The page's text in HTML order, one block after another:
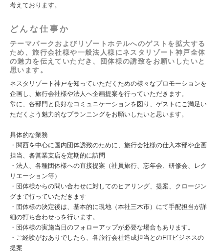
考えております。
どんな仕事か
テーマパークおよびリゾートホテルへのゲストを拡大する
ため、旅行会社様や一般法人様にネスタリゾート神戸全体
の魅力を伝えていただき、団体様の誘致をお願いしたいと
思います。
ネスタリゾート神戸を知っていただくための様々なプロモーションを
企画し、旅行会社様や法人へ企画提案を行っていただきます。
常に、各部門と良好なコミュニケーションを図り、ゲストにご満足い
ただくよう魅力的なプランニングをお願いしたいと思います。
具体的な業務
・関西を中心に国内団体誘致のために、旅行会社様の仕入本部や企画
担当、各営業支店を定期的に訪問
・法人、各種団体様への直接提案（社員旅行、忘年会、研修会、レク
リエーション等）
・団体様からの問い合わせに対してのヒアリング、提案、クロージン
グまで行っていただきます
・団体様の決定後は、基本的に現地（本社三木市）にて手配担当が詳
細の打ち合わせっを行います。
・団体様の実施当日のフォローアップが必要な場合もあります。
・ご経験がおありでしたら、各旅行会社造成担当とのFITビジネスの
提案